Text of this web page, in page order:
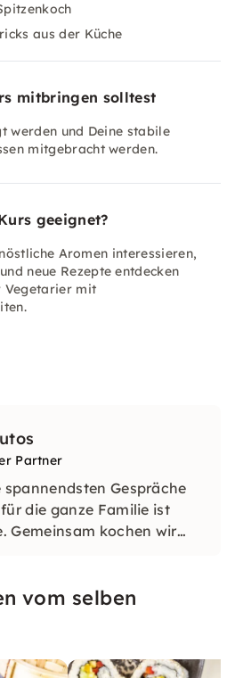
aus der Küche
mitbringen solltest
werden und Deine stabile
mitgebracht werden.
geeignet?
Aromen interessieren,
neue Rezepte entdecken
Vegetarier mit
Partner
spannendsten Gespräche
die ganze Familie ist
Gemeinsam kochen wir
vom selben